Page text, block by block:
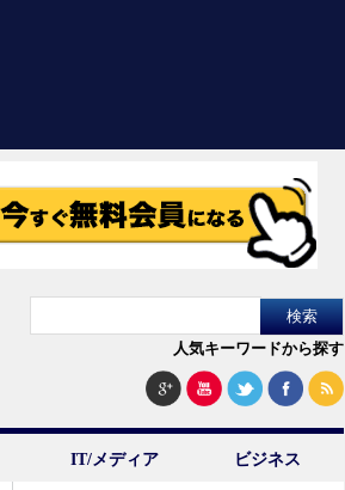
人気キーワードから探す
IT/メディア ビジネス